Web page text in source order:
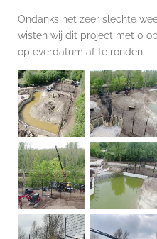
Ondanks het zeer slechte
wisten wij dit project met 0
opleverdatum af te ronden.